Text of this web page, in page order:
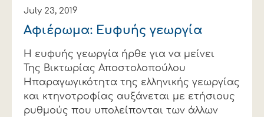
July 23, 2019
Αφιέρωμα: Ευφυής γεωργία
Η ευφυής γεωργία ήρθε για να μείνει
Της Βικτωρίας Αποστολοπούλου
Ηπαραγωγικότητα της ελληνικής γεωργίας
και κτηνοτροφίας αυξάνεται με ετήσιους
ρυθμούς που υπολείπονται των άλλων